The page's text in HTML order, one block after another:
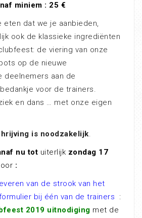
miniem : 25 €
eten dat we je aanbieden,
ook de klassieke ingrediënten
de viering van onze
op de nieuwe
deelnemers aan de
voor de trainers.
en dans … met onze eigen
is noodzakelijk.
nutot uiterlijk zondag 17
:
van de strook van het
bij één van de trainers
:
2019 uitnodiging met de